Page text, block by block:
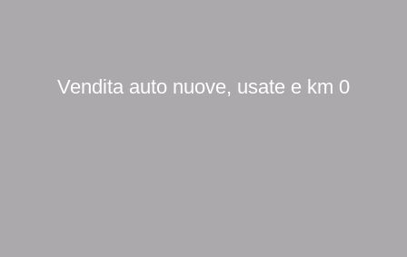
Vendita auto nuove, usate e km 0